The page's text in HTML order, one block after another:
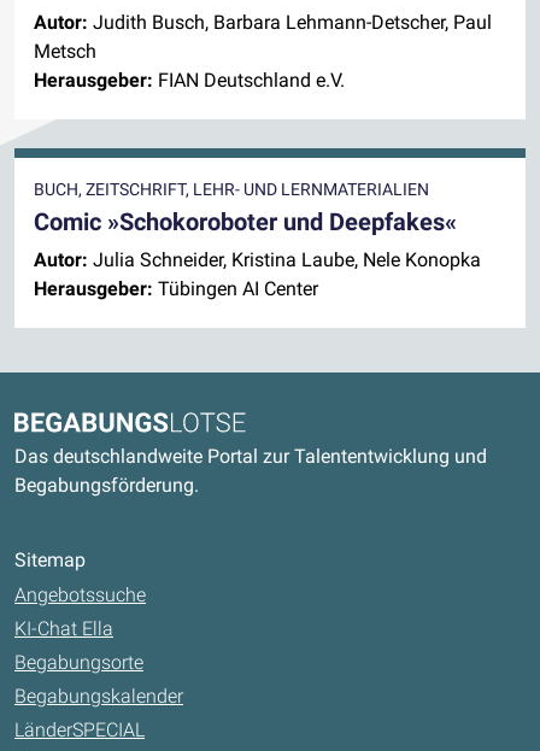
Autor: Judith Busch, Barbara Lehmann-Detscher, Paul
Metsch
Herausgeber: FIAN Deutschland e.V.
BUCH, ZEITSCHRIFT, LEHR- UND LERNMATERIALIEN
Comic »Schokoroboter und Deepfakes«
Autor: Julia Schneider, Kristina Laube, Nele Konopka
Herausgeber: Tübingen AI Center
Begabungslotse
Das deutschlandweite Portal zur Talententwicklung und
Begabungsförderung.
Sitemap
Angebotssuche
KI-Chat Ella
Begabungsorte
Begabungskalender
LänderSPECIAL